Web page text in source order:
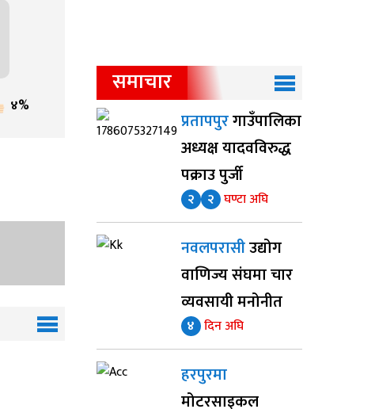
४%
समाचार
प्रतापपुरगाउँपालिका
अध्यक्ष यादवविरुद्ध
पक्राउ पुर्जी
२ २ घण्टा अघि
नवलपरासीउद्योग
वाणिज्य संघमा चार
व्यवसायी मनोनीत
४ दिन अघि
हरपुरमा
मोटरसाइकल